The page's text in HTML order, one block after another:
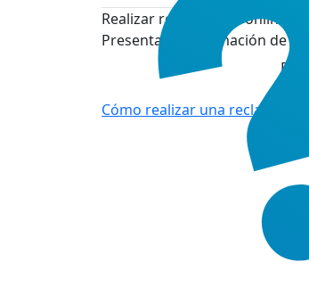
Realizar reclamación online
Presenta tu reclamación de
Cómo realizar una